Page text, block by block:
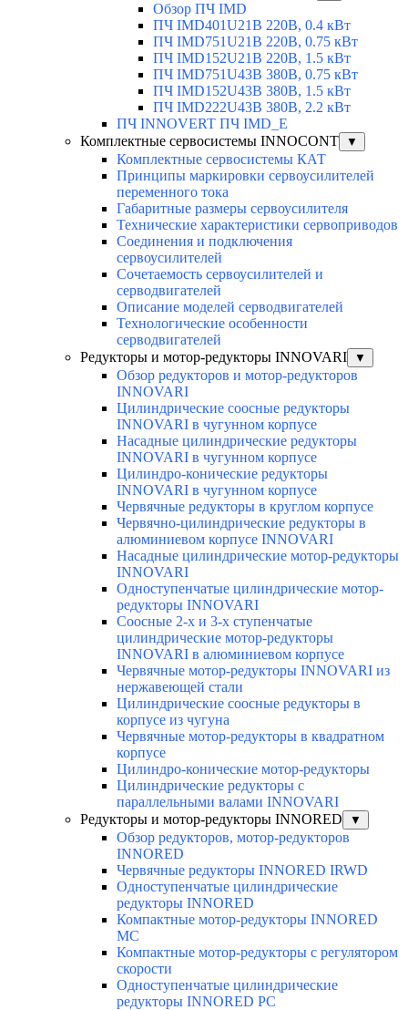
Обзор ПЧ IMD
ПЧ IMD401U21B 220В, 0.4 кВт
ПЧ IMD751U21B 220В, 0.75 кВт
ПЧ IMD152U21B 220В, 1.5 кВт
ПЧ IMD751U43B 380В, 0.75 кВт
ПЧ IMD152U43B 380В, 1.5 кВт
ПЧ IMD222U43B 380В, 2.2 кВт
ПЧ INNOVERT ПЧ IMD_E
Комплектные сервосистемы INNOCONT
▼
Комплектные сервосистемы КАТ
Принципы маркировки сервоусилителей
переменного тока
Габаритные размеры сервоусилителя
Технические характеристики сервоприводов
Соединения и подключения
сервоусилителей
Сочетаемость сервоусилителей и
серводвигателей
Описание моделей серводвигателей
Технологические особенности
серводвигателей
Редукторы и мотор-редукторы INNOVARI
▼
Обзор редукторов и мотор-редукторов
INNOVARI
Цилиндрические соосные редукторы
INNOVARI в чугунном корпусе
Насадные цилиндрические редукторы
INNOVARI в чугунном корпусе
Цилиндро-конические редукторы
INNOVARI в чугунном корпусе
Червячные редукторы в круглом корпусе
Червячно-цилиндрические редукторы в
алюминиевом корпусе INNOVARI
Насадные цилиндрические мотор-редукторы
INNOVARI
Одноступенчатые цилиндрические мотор-
редукторы INNOVARI
Соосные 2-х и 3-х ступенчатые
цилиндрические мотор-редукторы
INNOVARI в алюминиевом корпусе
Червячные мотор-редукторы INNOVARI из
нержавеющей стали
Цилиндрические соосные редукторы в
корпусе из чугуна
Червячные мотор-редукторы в квадратном
корпусе
Цилиндро-конические мотор-редукторы
Цилиндрические редукторы с
параллельными валами INNOVARI
Редукторы и мотор-редукторы INNORED
▼
Обзор редукторов, мотор-редукторов
INNORED
Червячные редукторы INNORED IRWD
Одноступенчатые цилиндрические
редукторы INNORED
Компактные мотор-редукторы INNORED
MC
Компактные мотор-редукторы с регулятором
скорости
Одноступенчатые цилиндрические
редукторы INNORED PC